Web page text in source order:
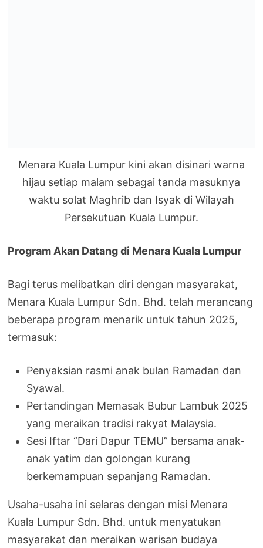
Menara Kuala Lumpur kini akan disinari warna
hijau setiap malam sebagai tanda masuknya
waktu solat Maghrib dan Isyak di Wilayah
Persekutuan Kuala Lumpur.
Program Akan Datang di Menara Kuala Lumpur
Bagi terus melibatkan diri dengan masyarakat,
Menara Kuala Lumpur Sdn. Bhd. telah merancang
beberapa program menarik untuk tahun 2025,
termasuk:
Penyaksian rasmi anak bulan Ramadan dan
Syawal.
Pertandingan Memasak Bubur Lambuk 2025
yang meraikan tradisi rakyat Malaysia.
Sesi Iftar “Dari Dapur TEMU” bersama anak-
anak yatim dan golongan kurang
berkemampuan sepanjang Ramadan.
Usaha-usaha ini selaras dengan misi Menara
Kuala Lumpur Sdn. Bhd. untuk menyatukan
masyarakat dan meraikan warisan budaya